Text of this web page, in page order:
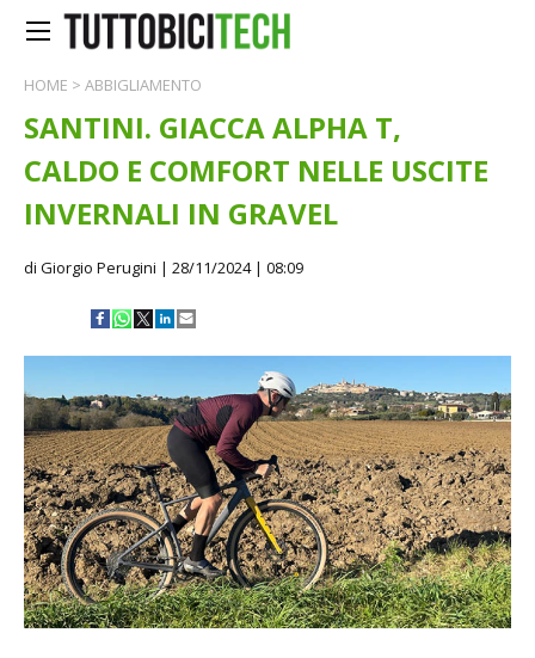
HOME > ABBIGLIAMENTO
SANTINI. GIACCA ALPHA T,
CALDO E COMFORT NELLE USCITE
INVERNALI IN GRAVEL
di Giorgio Perugini | 28/11/2024 | 08:09